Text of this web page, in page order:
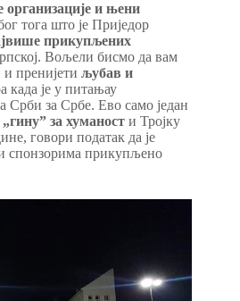
организације и њени
тога што је Приједор
прикупљених
Вољели бисмо да вам
пренијети љубав и
када је у питањау
Срби за Србе. Ево само један
„гину” за хуманост и Тројку
говори податак да је
спонзорима прикупљено